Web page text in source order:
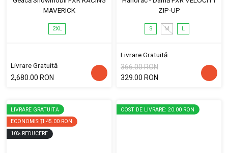
MAVERICK
2XL
Livrare Gratuită
2,680.00 RON
ZIP-UP
S M L
Livrare Gratuită
366.00 RON
329.00 RON
LIVRARE GRATUITĂ
ECONOMISIȚI 45.00 RON
10% REDUCERE
COST DE LIVRARE: 20.00 RON